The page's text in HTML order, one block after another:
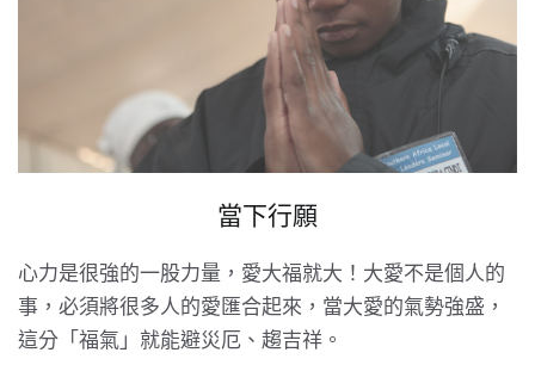
當下行願
心力是很強的一股力量，愛大福就大！大愛不是個人的
事，必須將很多人的愛匯合起來，當大愛的氣勢強盛，
這分「福氣」就能避災厄、趨吉祥。